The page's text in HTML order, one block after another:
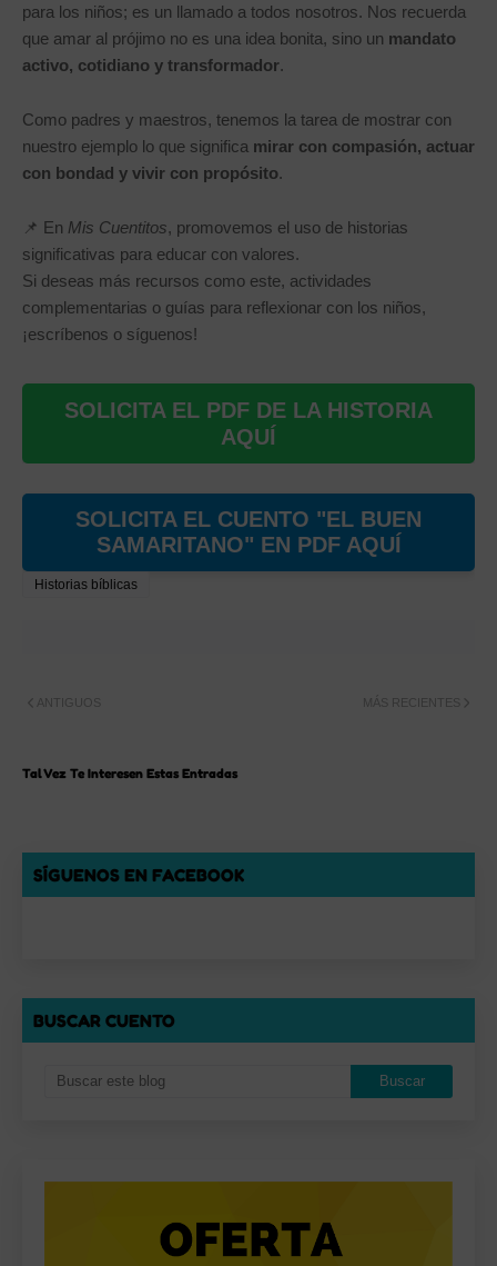
para los niños; es un llamado a todos nosotros. Nos recuerda
que amar al prójimo no es una idea bonita, sino un mandato
activo, cotidiano y transformador.
Como padres y maestros, tenemos la tarea de mostrar con
nuestro ejemplo lo que significa mirar con compasión, actuar
con bondad y vivir con propósito.
📌 En Mis Cuentitos, promovemos el uso de historias
significativas para educar con valores.
Si deseas más recursos como este, actividades
complementarias o guías para reflexionar con los niños,
¡escríbenos o síguenos!
SOLICITA EL PDF DE LA HISTORIA
AQUÍ
SOLICITA EL CUENTO "EL BUEN
SAMARITANO" EN PDF AQUÍ
Historias bíblicas
MÁS RECIENTES
ANTIGUOS
Tal Vez Te Interesen Estas Entradas
SÍGUENOS EN FACEBOOK
BUSCAR CUENTO